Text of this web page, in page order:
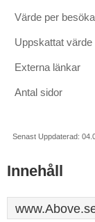
Värde per
Uppskattat värde
Externa länkar
Antal sidor
Senast Uppdaterad:
Innehåll